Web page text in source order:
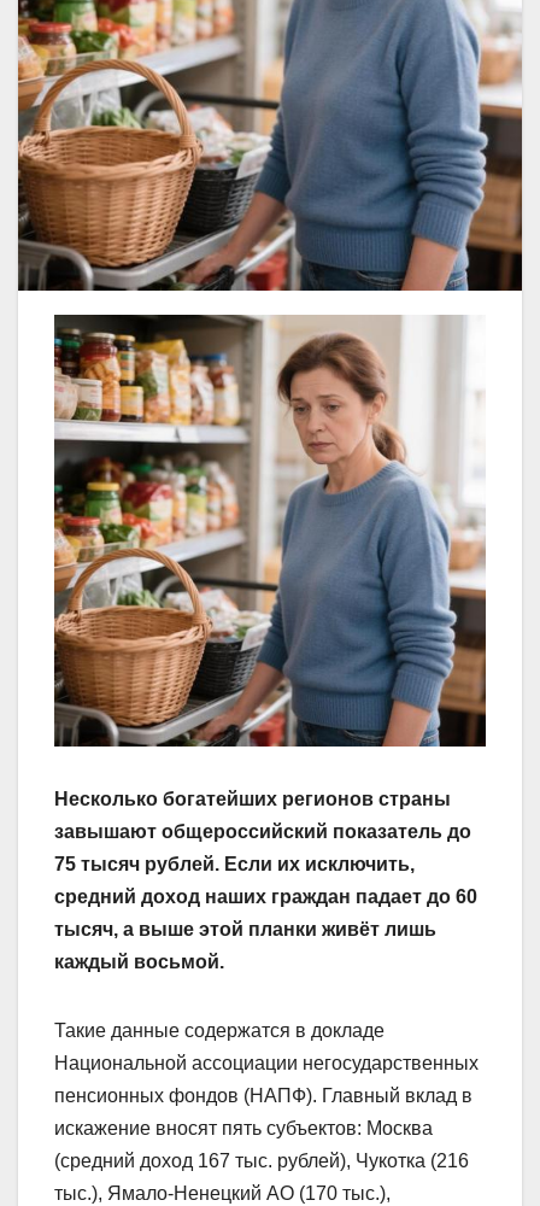
Несколько богатейших регионов страны
завышают общероссийский показатель до
75 тысяч рублей. Если их исключить,
средний доход наших граждан падает до 60
тысяч, а выше этой планки живёт лишь
каждый восьмой.
Такие данные содержатся в докладе
Национальной ассоциации негосударственных
пенсионных фондов (НАПФ). Главный вклад в
искажение вносят пять субъектов: Москва
(средний доход 167 тыс. рублей), Чукотка (216
тыс.), Ямало-Ненецкий АО (170 тыс.),